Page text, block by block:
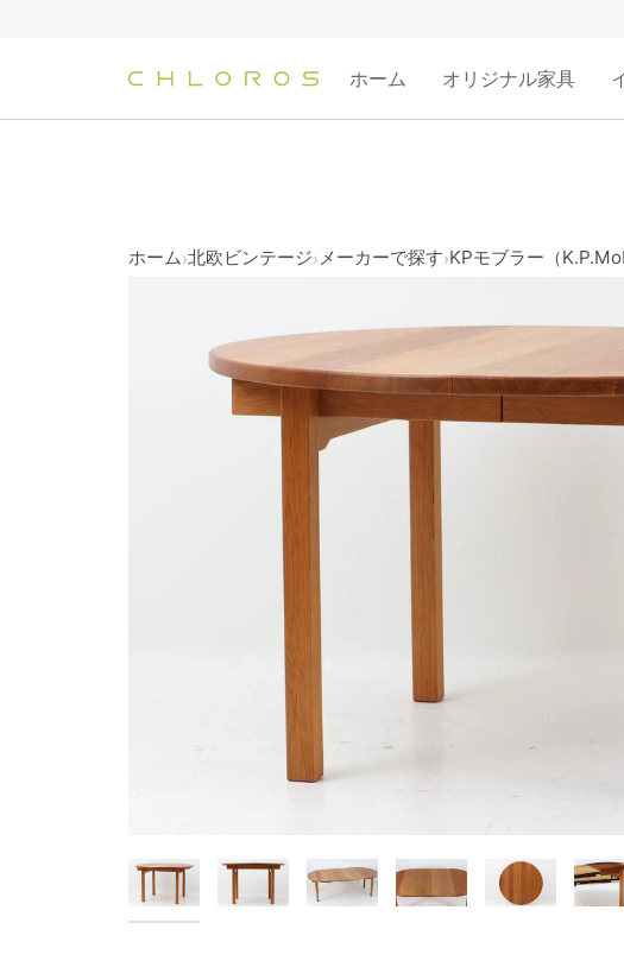
ツ
ホーム オリジナル家具
ホーム›北欧ビンテージ›メーカーで探す›KPモブラー（